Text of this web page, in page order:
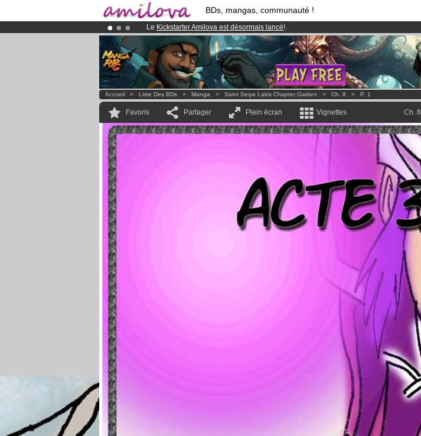
BDs, mangas, communauté !
Le Kickstarter Amilova est désormais lancé!.
Abonnement premium: à partir de3.95 eurospar mois !Clique ici pour t'abonner
Déjà 100000membreset 1000BDs & Mangas!
Accueil > Liste Des BDs > Manga > Saint Seiya Lakis Chapter Gaiden > Ch. 8 > P. 1
Favoris Partager Plein écran Vignettes Ch. 8